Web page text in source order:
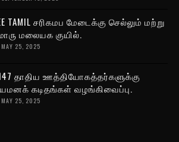
TAMIL சரிகமப மேடைக்கு செல்லும் மற்று
மலையக குயில்.
MAY 25, 2025
தாதிய ஊத்தியோகத்தர்களுக்கு
கடிதங்கள் வழங்கிவைப்பு.
MAY 25, 2025